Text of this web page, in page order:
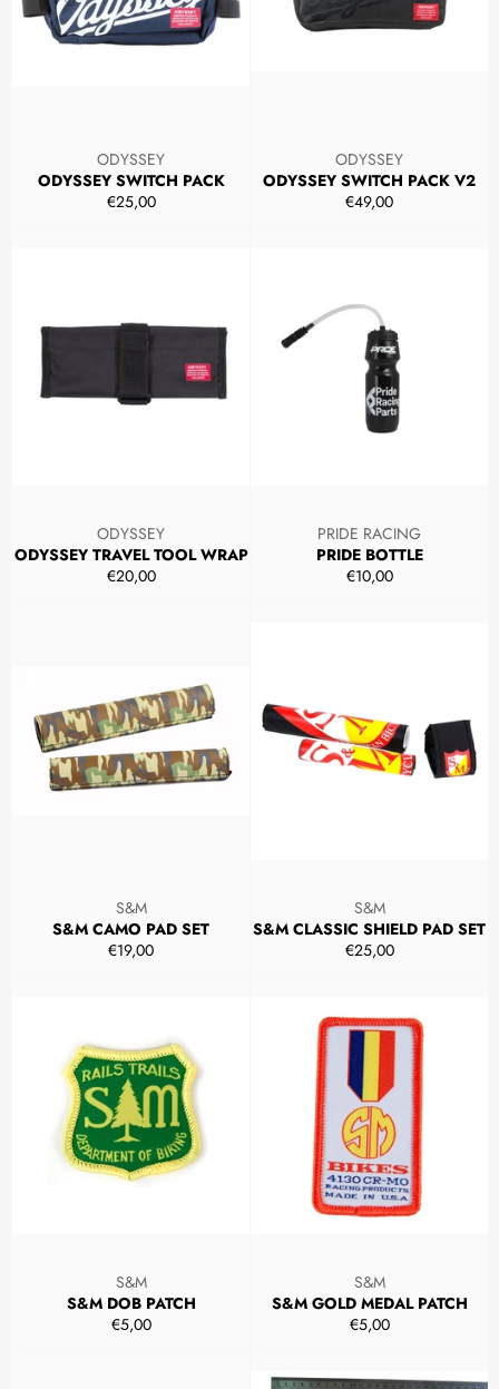
ODYSSEY
ODYSSEY SWITCH PACK
Prezzo
€25,00
ODYSSEY
ODYSSEY SWITCH PACK V2
Prezzo
€49,00
ODYSSEY
ODYSSEY TRAVEL TOOL WRAP
Prezzo
€20,00
PRIDE RACING
PRIDE BOTTLE
Prezzo
€10,00
S&M
S&M CAMO PAD SET
Prezzo
€19,00
S&M
S&M CLASSIC SHIELD PAD SET
Prezzo
€25,00
S&M
S&M DOB PATCH
Prezzo
€5,00
S&M
S&M GOLD MEDAL PATCH
Prezzo
€5,00